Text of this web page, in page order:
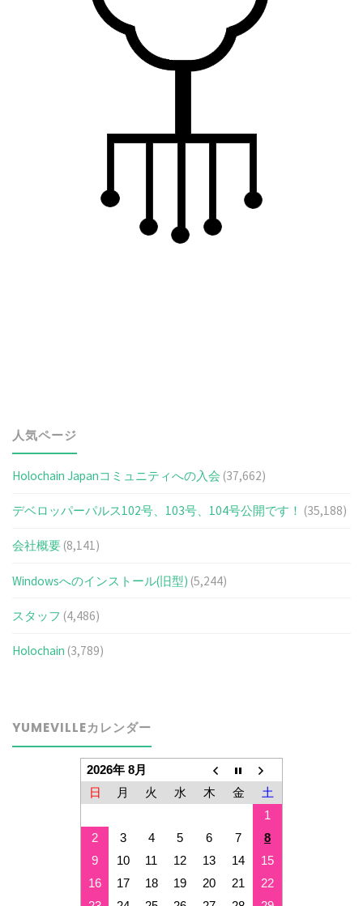
し
た。"
画
に
定
人気ページ
Holochain Japanコミュニティへの入会 (37,662)
デベロッパーパルス102号、103号、104号公開です！ (35,188)
会社概要 (8,141)
Windowsへのインストール(旧型) (5,244)
スタッフ (4,486)
Holochain (3,789)
YUMEVILLEカレンダー
2026年 8月
日
月 火 水 木 金
土
1
2
3 4 5 6 7
8
9
10 11 12 13 14
15
16
17 18 19 20 21
22